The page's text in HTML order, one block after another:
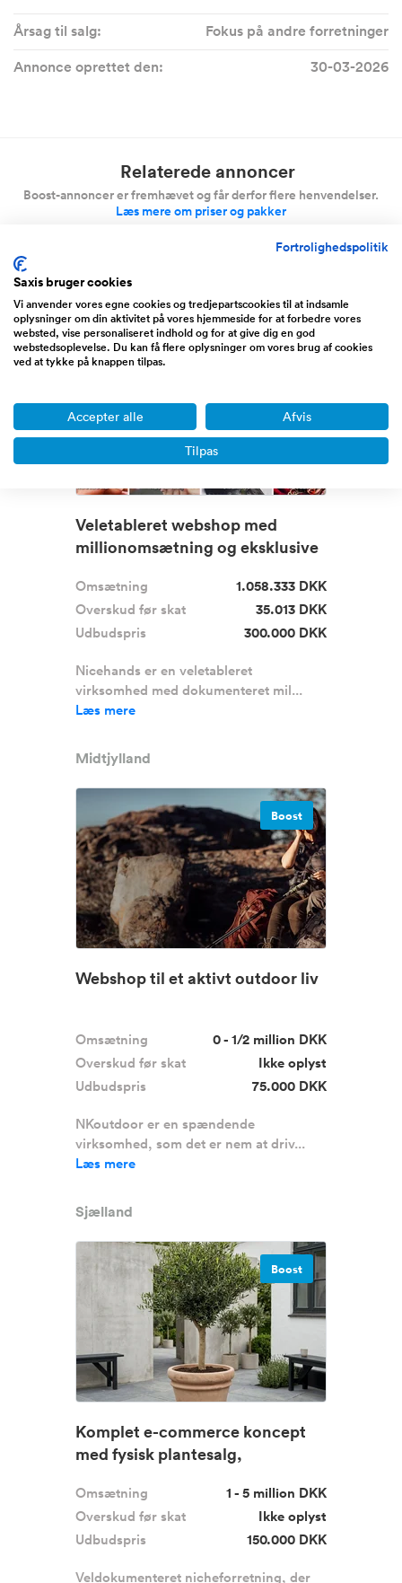
Årsag til salg:
Fokus på andre forretninger
Annonce oprettet den:
30-03-2026
Relaterede annoncer
Boost-annoncer er fremhævet og får derfor flere henvendelser.
Læs mere om priser og pakker
NY SAG Midtjylland
Veletableret webshop med
millionomsætning og eksklusive
Omsætning
1.058.333 DKK
Overskud før skat
35.013 DKK
Udbudspris
300.000 DKK
Nicehands er en veletableret
virksomhed med dokumenteret mil...
Læs mere
Midtjylland
Boost
Webshop til et aktivt outdoor liv
Omsætning
0 - 1/2 million DKK
Overskud før skat
Ikke oplyst
Udbudspris
75.000 DKK
NKoutdoor er en spændende
virksomhed, som det er nem at driv...
Læs mere
Sjælland
Boost
Komplet e-commerce koncept
med fysisk plantesalg,
Omsætning
1 - 5 million DKK
Overskud før skat
Ikke oplyst
Udbudspris
150.000 DKK
Veldokumenteret nicheforretning, der
Fortrolighedspolitik
Saxis bruger cookies
Vi anvender vores egne cookies og tredjepartscookies til at indsamle
oplysninger om din aktivitet på vores hjemmeside for at forbedre vores
websted, vise personaliseret indhold og for at give dig en god
webstedsoplevelse. Du kan få flere oplysninger om vores brug af cookies
ved at tykke på knappen tilpas.
Accepter alle Afvis
Tilpas